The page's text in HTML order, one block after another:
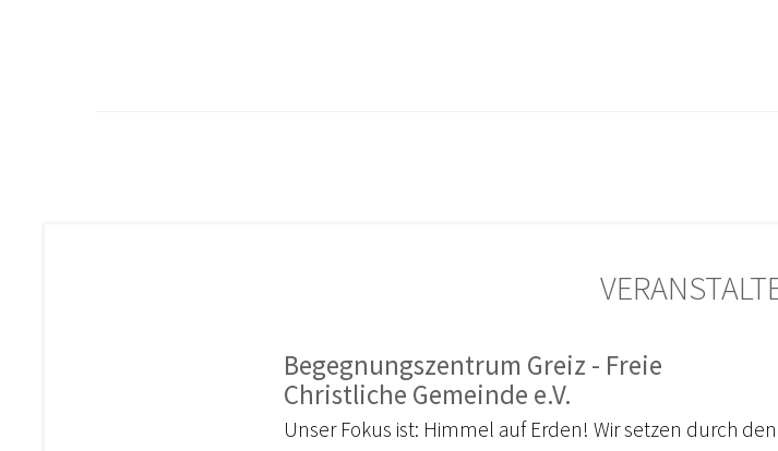
Begegnungszentrum Greiz - Freie
Christliche Gemeinde e.V.
Unser Fokus ist: Himmel auf Erden! Wir setzen durch